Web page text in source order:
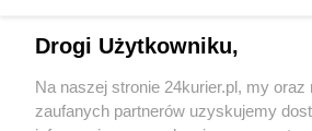
Drogi Użytkowniku,
Na naszej stronie 24kurier.pl, my oraz
zaufanych partnerów uzyskujemy